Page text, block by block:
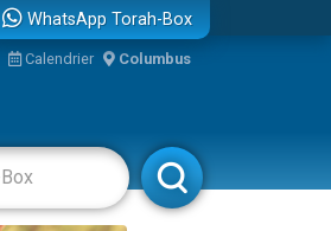
WhatsApp Torah-Box
Calendrier Columbus
Rabbanim